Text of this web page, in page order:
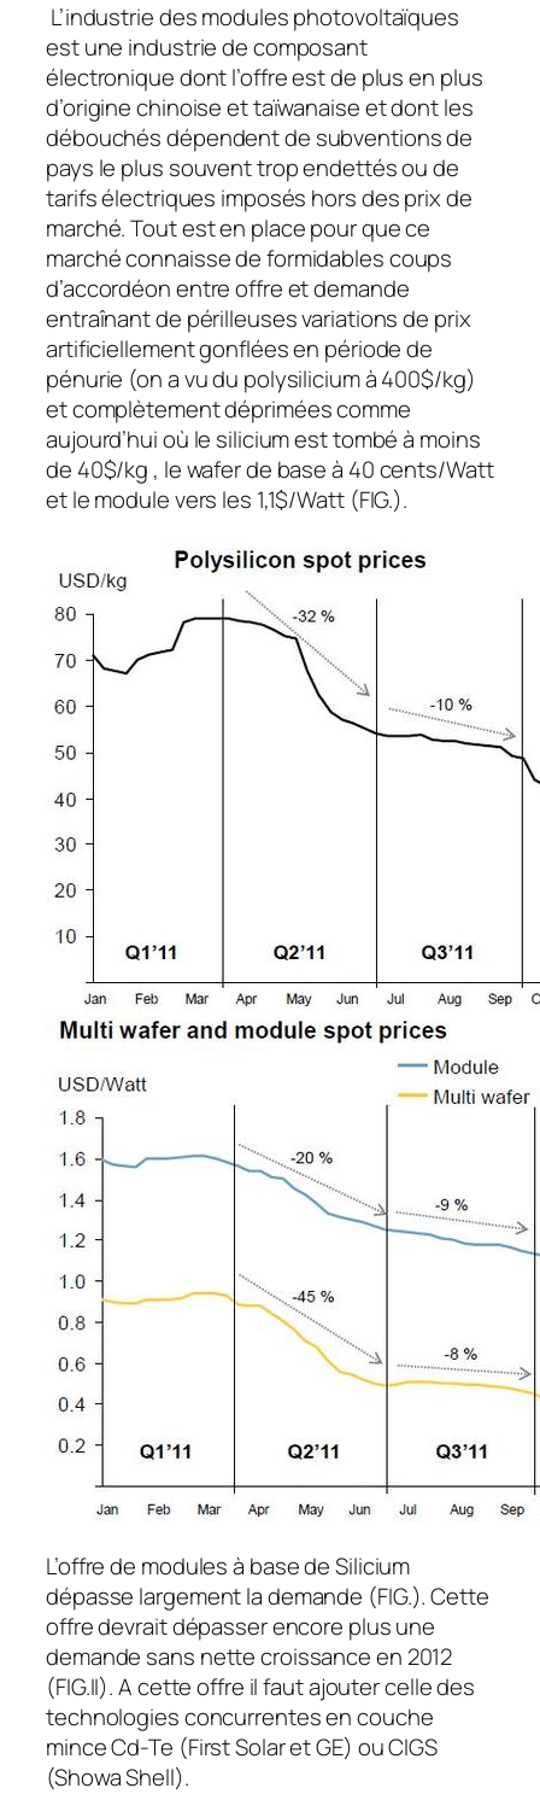
L’industrie des modules photovoltaïques
est une industrie de composant
électronique dont l’offre est de plus en plus
d’origine chinoise et taïwanaise et dont les
débouchés dépendent de subventions de
pays le plus souvent trop endettés ou de
tarifs électriques imposés hors des prix de
marché. Tout est en place pour que ce
marché connaisse de formidables coups
d’accordéon entre offre et demande
entraînant de périlleuses variations de prix
artificiellement gonflées en période de
pénurie (on a vu du polysilicium à 400$/kg)
et complètement déprimées comme
aujourd’hui où le silicium est tombé à moins
de 40$/kg , le wafer de base à 40 cents/Watt
et le module vers les 1,1$/Watt (FIG.).
L’offre de modules à base de Silicium
dépasse largement la demande (FIG.). Cette
offre devrait dépasser encore plus une
demande sans nette croissance en 2012
(FIG.II). A cette offre il faut ajouter celle des
technologies concurrentes en couche
mince Cd-Te (First Solar et GE) ou CIGS
(Showa Shell).